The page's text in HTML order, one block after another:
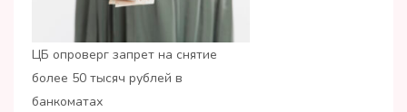
ЦБ опроверг запрет на снятие
более 50 тысяч рублей в
банкоматах